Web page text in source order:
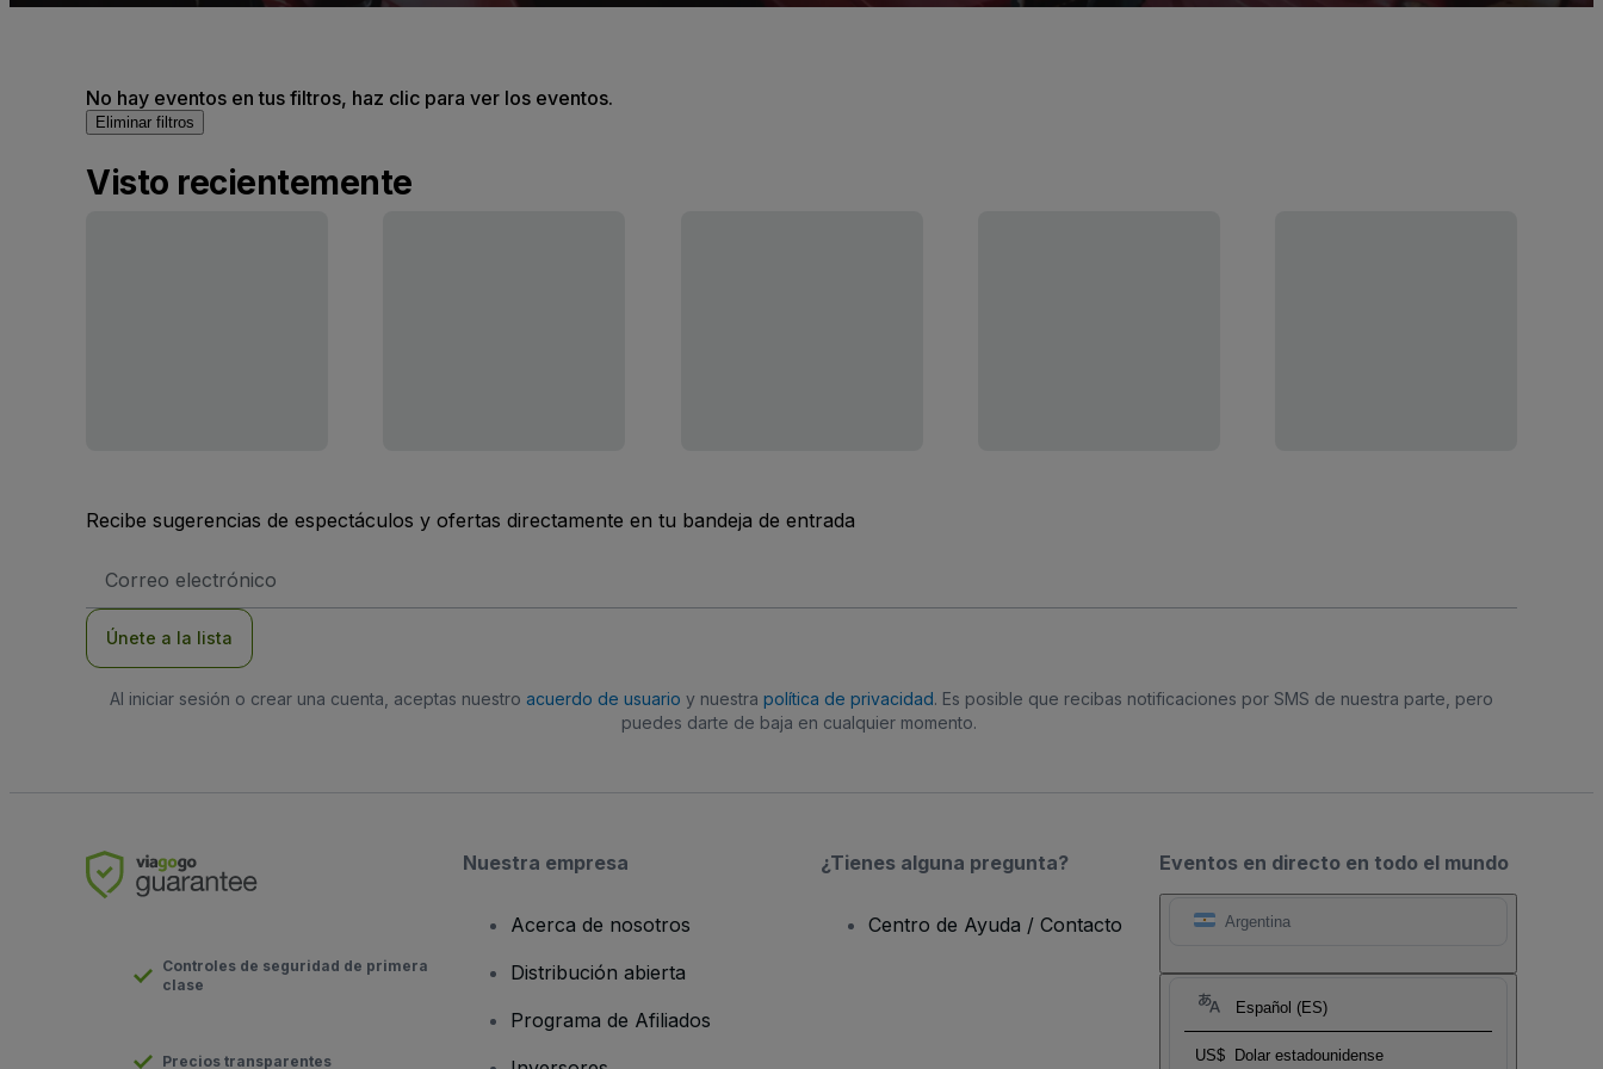
No hay eventos en tus filtros, haz clic para ver los eventos.
Eliminar filtros
Visto recientemente
Recibe sugerencias de espectáculos y ofertas directamente en tu bandeja de entrada
de
Únete a la lista
Al iniciar sesión o crear una cuenta, aceptas nuestro acuerdo de usuario y nuestra política de privacidad. Es posible que recibas notificaciones por SMS de nuestra parte, pero
puedes darte de baja en cualquier momento.
Eventos en directo en todo el mundo
Argentina
Español (ES)
US$ Dolar estadounidense
Controles de seguridad de primera
clase
Precios transparentes
Nuestra empresa
Acerca de nosotros
Distribución abierta
Programa de Afiliados
¿Tienes alguna pregunta?
Centro de Ayuda / Contacto